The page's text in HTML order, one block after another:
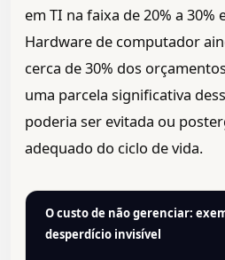
em TI na faixa de 20% a
Hardware de computador
cerca de 30% dos
uma parcela significativa
poderia ser evitada ou
adequado do ciclo de vida.
O custo de não gerenciar:
desperdício invisível